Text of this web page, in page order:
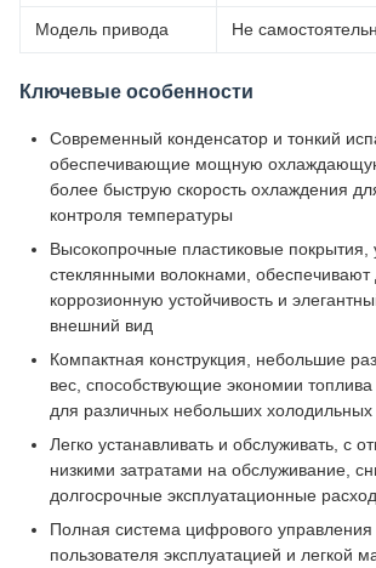
Модель привода Не
Ключевые особенности
Современный конденсатор и тонкий
обеспечивающие мощную
более быструю скорость охлаждения
контроля температуры
Высокопрочные пластиковые покрытия,
стеклянными волокнами, обеспечивают
коррозионную устойчивость и
внешний вид
Компактная конструкция, небольшие
вес, способствующие экономии топлива
для различных небольших холодильных
Легко устанавливать и обслуживать, с
низкими затратами на обслуживание,
долгосрочные эксплуатационные
Полная система цифрового
пользователя эксплуатацией и легкой